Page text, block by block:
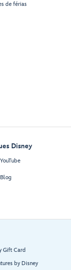
de férias
Disney
YouTube
Blog
Gift Card
by Disney